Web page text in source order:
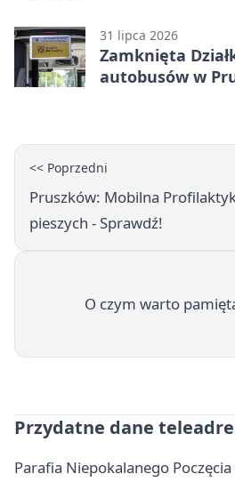
31 lipca 2026
Zamknięta
autobusów w
<< Poprzedni
Pruszków: Mobilna
pieszych - Sprawdź!
O czym warto
Przydatne dane
Parafia Niepokalanego